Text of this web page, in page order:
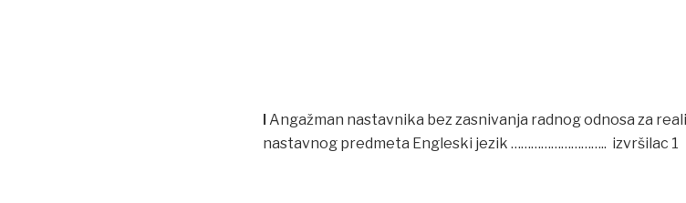
I Angažman nastavnika bez zasnivanja radnog odnosa za
nastavnog predmeta Engleski jezik ……………………….. izvršilac 1